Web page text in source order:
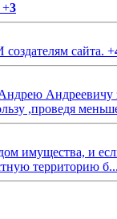
+3
сайта. +
,проведя
и
территорию б...